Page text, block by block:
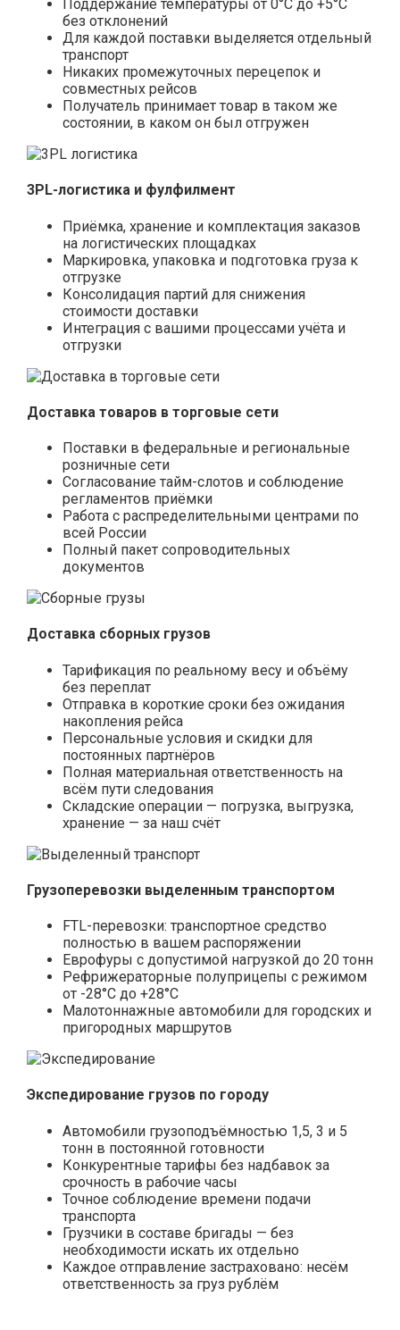
Поддержание температуры от 0°С до +5°С
без отклонений
Для каждой поставки выделяется отдельный
транспорт
Никаких промежуточных перецепок и
совместных рейсов
Получатель принимает товар в таком же
состоянии, в каком он был отгружен
3PL-логистика и фулфилмент
Приёмка, хранение и комплектация заказов
на логистических площадках
Маркировка, упаковка и подготовка груза к
отгрузке
Консолидация партий для снижения
стоимости доставки
Интеграция с вашими процессами учёта и
отгрузки
Доставка товаров в торговые сети
Поставки в федеральные и региональные
розничные сети
Согласование тайм-слотов и соблюдение
регламентов приёмки
Работа с распределительными центрами по
всей России
Полный пакет сопроводительных
документов
Доставка сборных грузов
Тарификация по реальному весу и объёму
без переплат
Отправка в короткие сроки без ожидания
накопления рейса
Персональные условия и скидки для
постоянных партнёров
Полная материальная ответственность на
всём пути следования
Складские операции — погрузка, выгрузка,
хранение — за наш счёт
Грузоперевозки выделенным транспортом
FTL-перевозки: транспортное средство
полностью в вашем распоряжении
Еврофуры с допустимой нагрузкой до 20 тонн
Рефрижераторные полуприцепы с режимом
от -28°С до +28°С
Малотоннажные автомобили для городских и
пригородных маршрутов
Экспедирование грузов по городу
Автомобили грузоподъёмностью 1,5, 3 и 5
тонн в постоянной готовности
Конкурентные тарифы без надбавок за
срочность в рабочие часы
Точное соблюдение времени подачи
транспорта
Грузчики в составе бригады — без
необходимости искать их отдельно
Каждое отправление застраховано: несём
ответственность за груз рублём